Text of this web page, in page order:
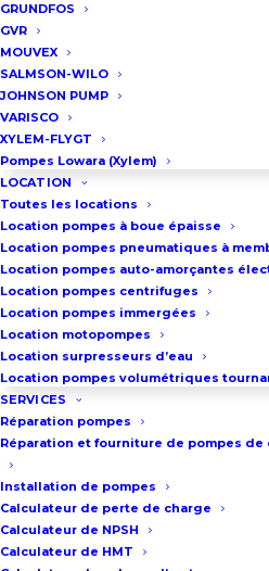
GRUNDFOS
GVR
MOUVEX
SALMSON-WILO
JOHNSON PUMP
VARISCO
XYLEM-FLYGT
Pompes Lowara (Xylem)
LOCATION
Toutes les locations
Location pompes à boue épaisse
Location pompes pneumatiques à
Location pompes auto-amorçantes
Location pompes centrifuges
Location pompes immergées
Location motopompes
Location surpresseurs d’eau
Location pompes volumétriques
SERVICES
Réparation pompes
Réparation et fourniture de pompes de
Installation de pompes
Calculateur de perte de charge
Calculateur de NPSH
Calculateur de HMT
LES